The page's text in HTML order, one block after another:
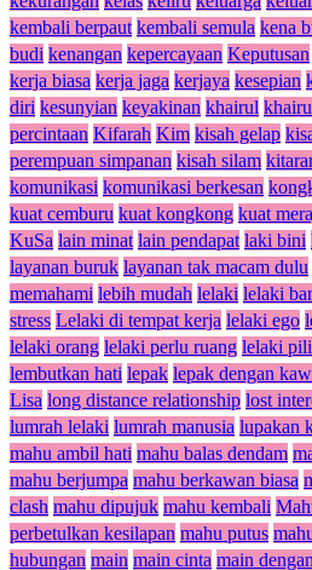
kembali berpaut kembali semula kena
budi kenangan kepercayaan Keputusan
kerja biasa kerja jaga kerjaya kesepian
diri kesunyian keyakinan khairul
percintaan Kifarah Kim kisah gelap
perempuan simpanan kisah silam
komunikasi komunikasi berkesan
kuat cemburu kuat kongkong kuat
KuSa lain minat lain pendapat laki bini
layanan buruk layanan tak macam dulu
memahami lebih mudah lelaki lelaki
stress Lelaki di tempat kerja lelaki ego
lelaki orang lelaki perlu ruang lelaki
lembutkan hati lepak lepak dengan
Lisa long distance relationship lost
lumrah lelaki lumrah manusia lupakan
mahu ambil hati mahu balas dendam
mahu berjumpa mahu berkawan biasa
clash mahu dipujuk mahu kembali
perbetulkan kesilapan mahu putus
hubungan main main cinta main